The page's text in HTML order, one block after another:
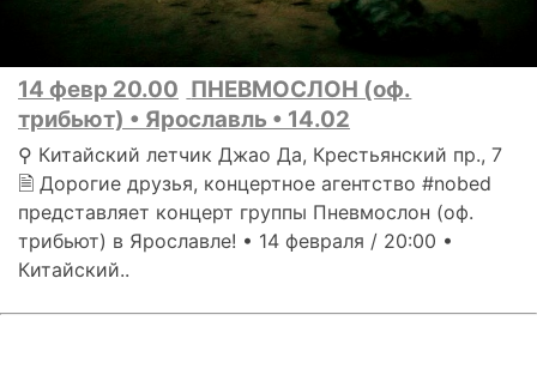
14 февр 20.00 ПНЕВМОСЛОН (оф.
трибьют) • Ярославль • 14.02
⚲ Китайский летчик Джао Да, Крестьянский пр., 7
🗎 Дорогие друзья, концертное агентство #nobed
представляет концерт группы Пневмослон (оф.
трибьют) в Ярославле! • 14 февраля / 20:00 •
Китайский..